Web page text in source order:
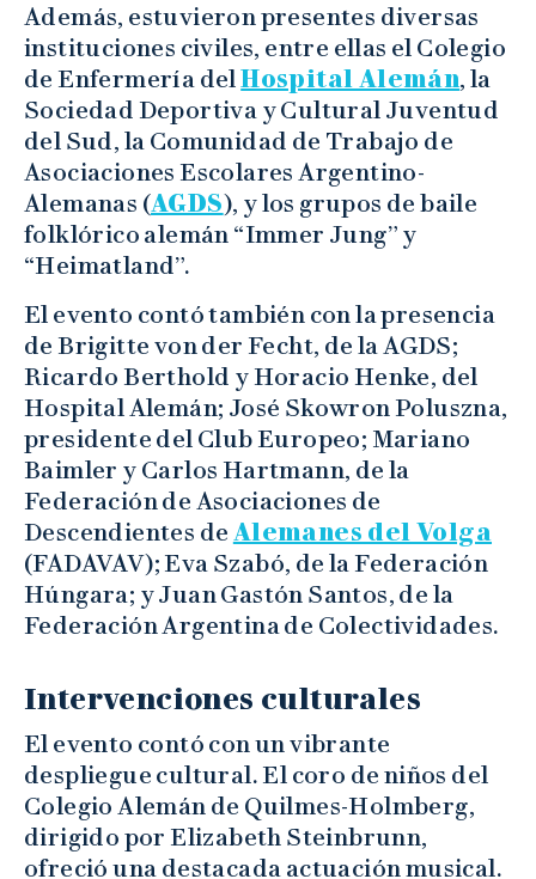
Además, estuvieron presentes diversas
instituciones civiles, entre ellas el Colegio
de Enfermería delHospital Alemán, la
Sociedad Deportiva y Cultural Juventud
del Sud, la Comunidad de Trabajo de
Asociaciones Escolares Argentino-
Alemanas (AGDS), y los grupos de baile
folklórico alemán “Immer Jung” y
“Heimatland”.
El evento contó también con la presencia
de Brigitte von der Fecht, de la AGDS;
Ricardo Berthold y Horacio Henke, del
Hospital Alemán; José Skowron Poluszna,
presidente del Club Europeo; Mariano
Baimler y Carlos Hartmann, de la
Federación de Asociaciones de
Descendientes de Alemanes del Volga
(FADAVAV); Eva Szabó, de la Federación
Húngara; y Juan Gastón Santos, de la
Federación Argentina de Colectividades.
Intervenciones culturales
El evento contó con un vibrante
despliegue cultural. El coro de niños del
Colegio Alemán de Quilmes-Holmberg,
dirigido por Elizabeth Steinbrunn,
ofreció una destacada actuación musical.